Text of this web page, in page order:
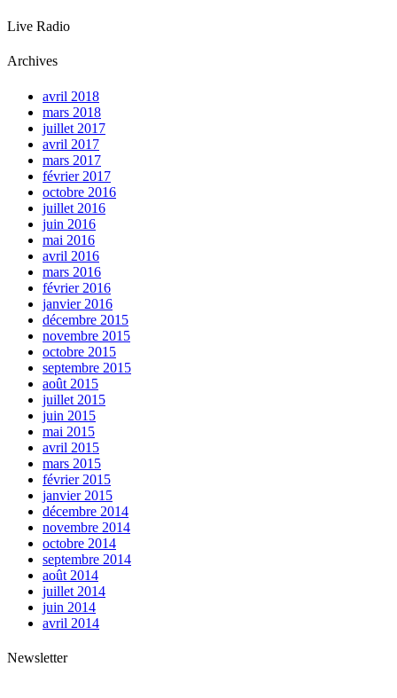
Live Radio
Archives
avril 2018
mars 2018
juillet 2017
avril 2017
mars 2017
février 2017
octobre 2016
juillet 2016
juin 2016
mai 2016
avril 2016
mars 2016
février 2016
janvier 2016
décembre 2015
novembre 2015
octobre 2015
septembre 2015
août 2015
juillet 2015
juin 2015
mai 2015
avril 2015
mars 2015
février 2015
janvier 2015
décembre 2014
novembre 2014
octobre 2014
septembre 2014
août 2014
juillet 2014
juin 2014
avril 2014
Newsletter